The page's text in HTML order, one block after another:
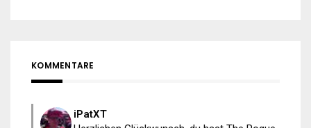
KOMMENTARE
iPatXT